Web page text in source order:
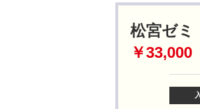
松宮ゼ
￥33,000